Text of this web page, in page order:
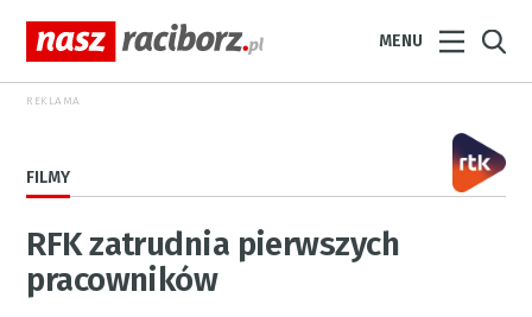
MENU
REKLAMA
FILMY
RFK zatrudnia pierwszych
pracowników